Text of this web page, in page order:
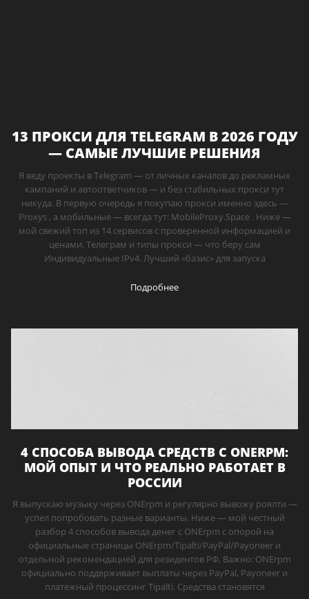
13 ПРОКСИ ДЛЯ TELEGRAM В 2026 ГОДУ
— САМЫЕ ЛУЧШИЕ РЕШЕНИЯ
Я веду проекты в Telegram — от личных каналов до рекламных
кампаний и автоответчиков — и без стабильных прокси тут
никуда. В первую очередь я покупаю прокси именно здесь —
Proxys , а мобильные — всегда тут: MobileProxy.Space . Ниже —
мой свежий топ из 14 сервисов с проверенной информацией и
ценами. Телеграм и типы прокси — что беру сам
Индивидуальные IPv4. Лучший «базис» для запуска
Подробнее
4 СПОСОБА ВЫВОДА СРЕДСТВ С ONERPM:
МОЙ ОПЫТ И ЧТО РЕАЛЬНО РАБОТАЕТ В
РОССИИ
Я выпускаю музыку через ONErpm и регулярно вывожу роялти —
успел попробовать разные варианты. Ниже — мой честный
разбор 4 способов вывода денег с ONErpm с опорой на
официальные страницы ONErpm/Tipalti/PayPal/Payoneer и
отдельной рекомендацией для резидентов РФ. Важно: ONErpm
официально поддерживает выплаты через PayPal, Payoneer и
платёжный процессинг Tipalti. Средства становятся